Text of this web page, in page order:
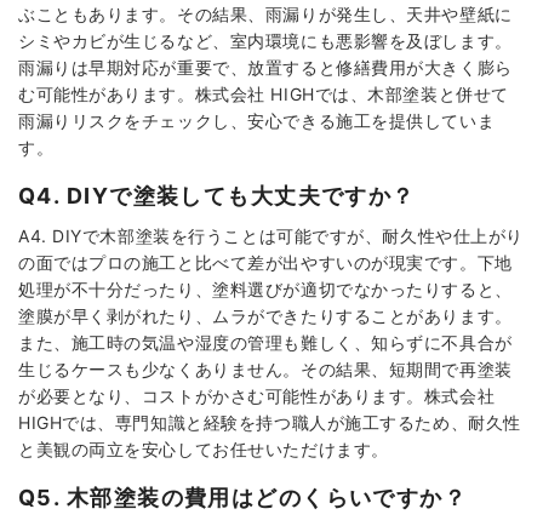
ぶこともあります。その結果、雨漏りが発生し、天井や壁紙に
シミやカビが生じるなど、室内環境にも悪影響を及ぼします。
雨漏りは早期対応が重要で、放置すると修繕費用が大きく膨ら
む可能性があります。株式会社 HIGHでは、木部塗装と併せて
雨漏りリスクをチェックし、安心できる施工を提供していま
す。
Q4. DIYで塗装しても大丈夫ですか？
A4. DIYで木部塗装を行うことは可能ですが、耐久性や仕上がり
の面ではプロの施工と比べて差が出やすいのが現実です。下地
処理が不十分だったり、塗料選びが適切でなかったりすると、
塗膜が早く剥がれたり、ムラができたりすることがあります。
また、施工時の気温や湿度の管理も難しく、知らずに不具合が
生じるケースも少なくありません。その結果、短期間で再塗装
が必要となり、コストがかさむ可能性があります。株式会社
HIGHでは、専門知識と経験を持つ職人が施工するため、耐久性
と美観の両立を安心してお任せいただけます。
Q5. 木部塗装の費用はどのくらいですか？